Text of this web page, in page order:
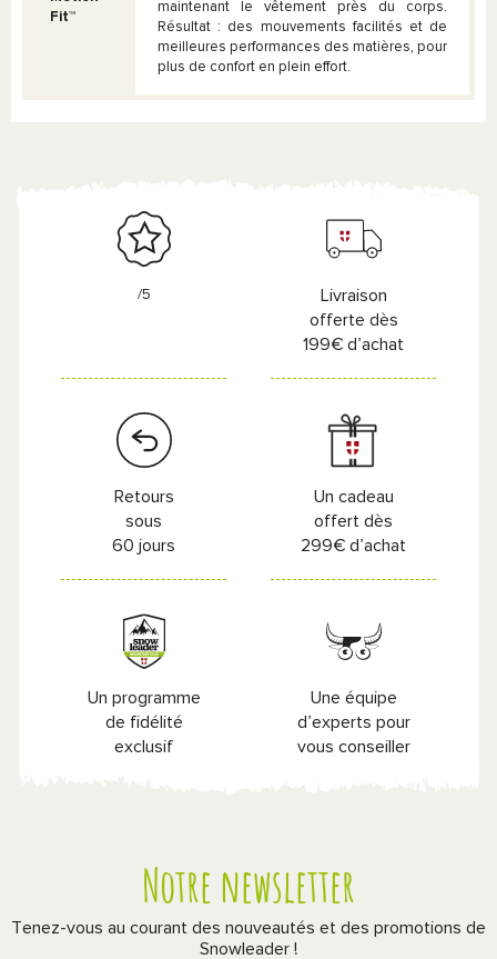
Fit™
maintenant le vêtement près du corps.
Résultat : des mouvements facilités et de
meilleures performances des matières, pour
plus de confort en plein effort.
/5
Livraison
offerte dès
199€ d’achat
Retours
sous
60 jours
Un cadeau
offert dès
299€ d’achat
Un programme
de fidélité
exclusif
Une équipe
d’experts pour
vous conseiller
Notre newsletter
Tenez-vous au courant des nouveautés et des promotions de
Snowleader !